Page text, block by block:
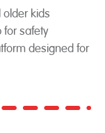
older kids
for safety
designed for